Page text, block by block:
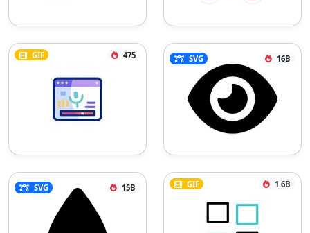
GIF 475 SVG 16B
SVG 15B GIF 1.6B